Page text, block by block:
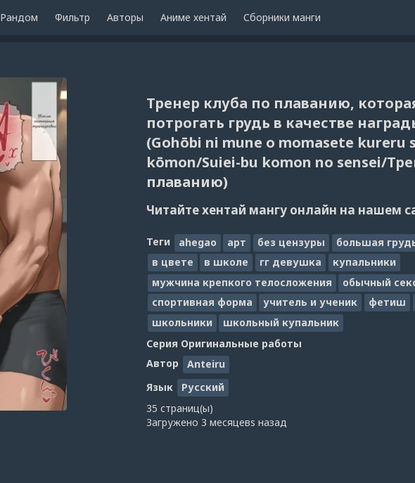
Рандом Фильтр Авторы Аниме хентай Сборники манги
Тренер клуба по плаванию,
потрогать грудь в качестве
(Gohōbi ni mune o momasete kureru
kōmon/Suiei-bu komon no sensei/
плаванию)
Читайте хентай мангу онлайн на нашем
Теги ahegao арт без цензуры большая
в цвете
в школе гг девушка
купальники
мужчина крепкого телосложения
обычный
спортивная форма
учитель и ученик фетиш
школьники
школьный купальник
Серия Оригинальные работы
Автор
Anteiru
Язык
Русский
35 страниц(ы)
Загружено 3 месяцевs назад